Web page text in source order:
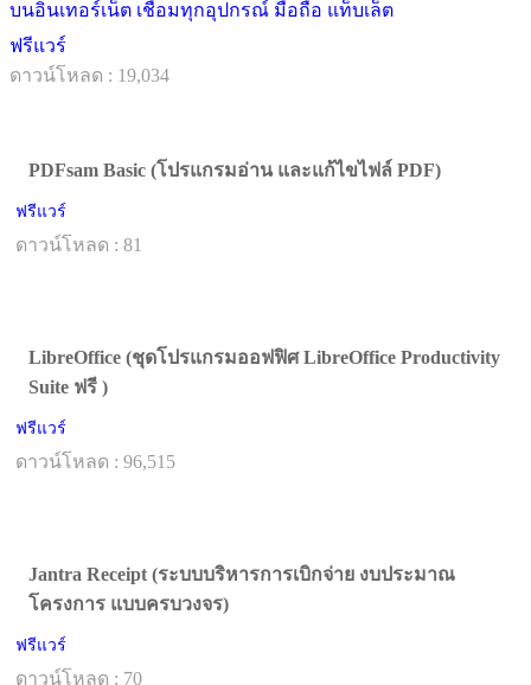
บนอินเทอร์เน็ต เชื่อมทุกอุปกรณ์ มือถือ แท็บเล็ต
ฟรีแวร์
ดาวน์โหลด : 19,034
PDFsam Basic (โปรแกรมอ่าน และแก้ไขไฟล์ PDF)
ฟรีแวร์
ดาวน์โหลด : 81
LibreOffice (ชุดโปรแกรมออฟฟิศ LibreOffice Productivity
Suite ฟรี )
ฟรีแวร์
ดาวน์โหลด : 96,515
Jantra Receipt (ระบบบริหารการเบิกจ่าย งบประมาณ
โครงการ แบบครบวงจร)
ฟรีแวร์
ดาวน์โหลด : 70